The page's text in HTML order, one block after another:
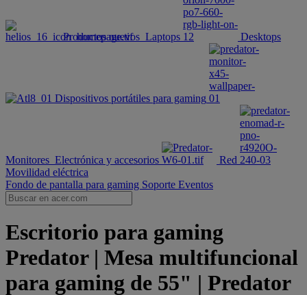
Productos nuevos Laptops Desktops
Dispositivos portátiles para gaming
Monitores Electrónica y accesorios
Red
Movilidad eléctrica
Fondo de pantalla para gaming Soporte Eventos
Escritorio para gaming
Predator | Mesa multifuncional
para gaming de 55" | Predator